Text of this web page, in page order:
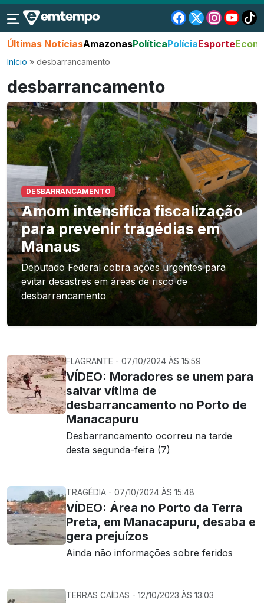
Últimas NotíciasAmazonasPolíticaPolíciaEsporte
Início » desbarrancamento
desbarrancamento
DESBARRANCAMENTO
Amom intensifica fiscalização
para prevenir tragédias em
Manaus
Deputado Federal cobra ações urgentes para
evitar desastres em áreas de risco de
desbarrancamento
FLAGRANTE - 07/10/2024 ÀS 15:59
VÍDEO: Moradores se unem para
salvar vítima de
desbarrancamento no Porto de
Manacapuru
Desbarrancamento ocorreu na tarde
desta segunda-feira (7)
TRAGÉDIA - 07/10/2024 ÀS 15:48
VÍDEO: Área no Porto da Terra
Preta, em Manacapuru, desaba e
gera prejuízos
Ainda não informações sobre feridos
TERRAS CAÍDAS - 12/10/2023 ÀS 13:03